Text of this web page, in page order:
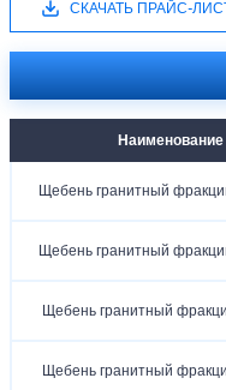
СКАЧАТЬ ПРАЙС-
Наименование
Щебень гранитный
Щебень гранитный
Щебень гранитный
Щебень гранитный